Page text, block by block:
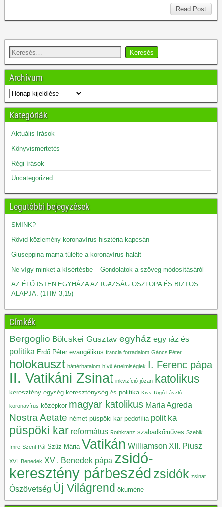
Read Post
Archívum
Kategóriák
Aktuális írások
Könyvismertetés
Régi írások
Uncategorized
Legutóbbi bejegyzések
SMINK?
Rövid közlemény koronavírus-hisztéria kapcsán
Giuseppina mama túlélte a koronavírus-halált
Ne vígy minket a kísértésbe – Gondolatok a szöveg módosításáról
AZ ÉLŐ ISTEN EGYHÁZA AZ IGAZSÁG OSZLOPA ÉS BIZTOS
ALAPJA. (1TIM 3,15)
Címkék
Bergoglio Bölcskei Gusztáv egyház egyház és
politika Erdő Péter evangélikus francia forradalom Gáncs Péter
holokauszt háttérhatalom hívő értelmiségiek I. Ferenc pápa
II. Vatikáni Zsinat inkvizíció józan katolikus
keresztény egység kereszténység és politika Kiss-Rigó László
koronavírus középkor magyar katolikus Maria Agreda
Nostra Aetate német püspöki kar pedofília politika
püspöki kar református Rothkranz szabadkőműves Szebik
Imre Szent Pál Szűz Mária Vatikán Williamson XII. Piusz
XVI. Benedek XVI. Benedek pápa zsidó-
keresztény párbeszéd zsidók zsinat
Ószövetség Új Világrend ökuméne